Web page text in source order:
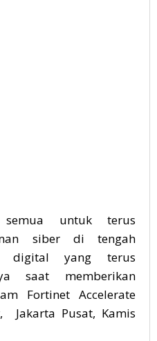
untuk terus
siber di tengah
digital yang terus
saat memberikan
Fortinet Accelerate
Jakarta Pusat, Kamis